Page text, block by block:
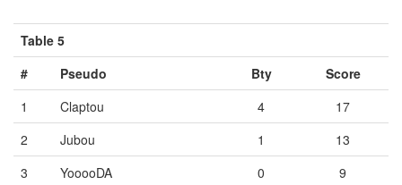
Table 5
#
Pseudo Bty
Score
1
Claptou 4
17
2
Jubou 1
13
3
YooooDA 0
9